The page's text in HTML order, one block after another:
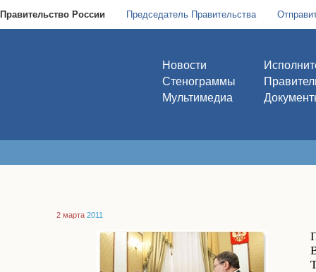
Правительство России Председатель Правительства
Новости
Стенограммы
Мультимедиа
2 марта 2011